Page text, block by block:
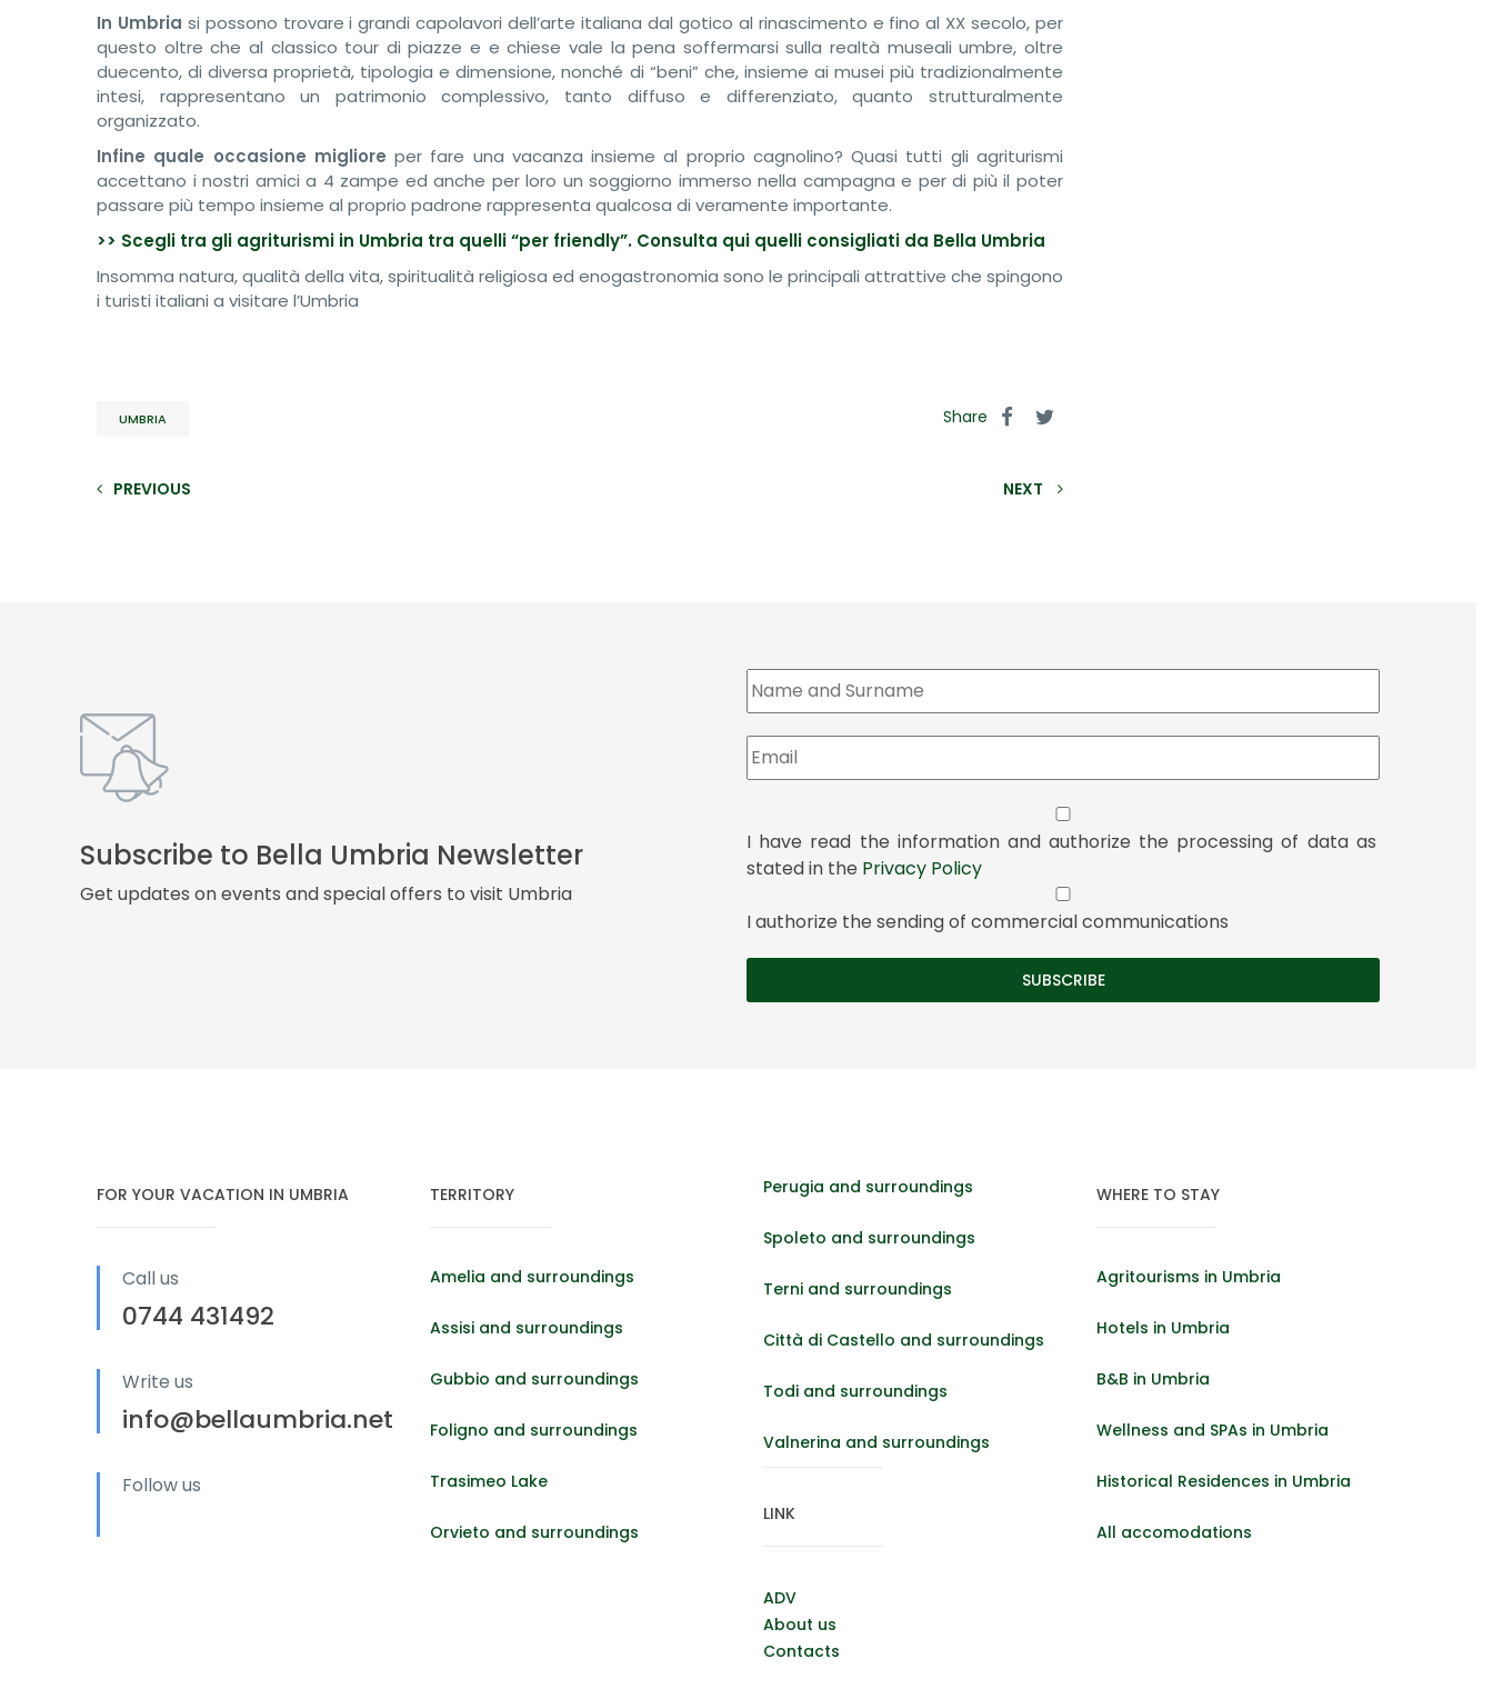
In Umbria si possono trovare i grandi capolavori dell’arte italiana dal gotico al rinascimento e fino al XX secolo, per
questo oltre che al classico tour di piazze e e chiese vale la pena soffermarsi sulla realtà museali umbre, oltre
duecento, di diversa proprietà, tipologia e dimensione, nonché di “beni” che, insieme ai musei più tradizionalmente
intesi, rappresentano un patrimonio complessivo, tanto diffuso e differenziato, quanto strutturalmente
organizzato.
Infine quale occasione migliore per fare una vacanza insieme al proprio cagnolino? Quasi tutti gli agriturismi
accettano i nostri amici a 4 zampe ed anche per loro un soggiorno immerso nella campagna e per di più il poter
passare più tempo insieme al proprio padrone rappresenta qualcosa di veramente importante.
>> Scegli tra gli agriturismi in Umbria tra quelli “per friendly”. Consulta qui quelli consigliati da Bella Umbria
Insomma natura, qualità della vita, spiritualità religiosa ed enogastronomia sono le principali attrattive che spingono
i turisti italiani a visitare l’Umbria
UMBRIA Share
PREVIOUS NEXT
Subscribe to Bella Umbria Newsletter
Get updates on events and special offers to visit Umbria
I have read the information and authorize the processing of data as
stated in the Privacy Policy
I authorize the sending of commercial communications
FOR YOUR VACATION IN UMBRIA
Call us
0744 431492
Write us
info@bellaumbria.net
Follow us
TERRITORY
Amelia and surroundings
Assisi and surroundings
Gubbio and surroundings
Foligno and surroundings
Trasimeo Lake
Orvieto and surroundings
Perugia and surroundings
Spoleto and surroundings
Terni and surroundings
Città di Castello and surroundings
Todi and surroundings
Valnerina and surroundings
LINK
ADV
About us
Contacts
WHERE TO STAY
Agritourisms in Umbria
Hotels in Umbria
B&B in Umbria
Wellness and SPAs in Umbria
Historical Residences in Umbria
All accomodations